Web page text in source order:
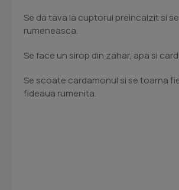
Se da tava la cuptorul preincalzit si
rumeneasca.
Se face un sirop din zahar, apa si
Se scoate cardamonul si se toarna
fideaua rumenita.